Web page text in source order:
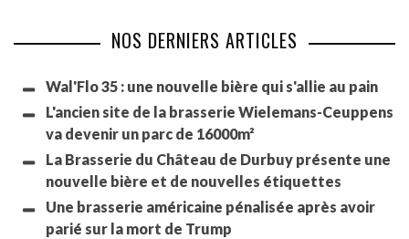
NOS DERNIERS ARTICLES
Wal'Flo 35 : une nouvelle bière qui s'allie au pain
L'ancien site de la brasserie Wielemans-Ceuppens
va devenir un parc de 16000m²
La Brasserie du Château de Durbuy présente une
nouvelle bière et de nouvelles étiquettes
Une brasserie américaine pénalisée après avoir
parié sur la mort de Trump